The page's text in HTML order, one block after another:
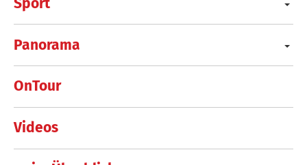
Panorama
OnTour
Videos